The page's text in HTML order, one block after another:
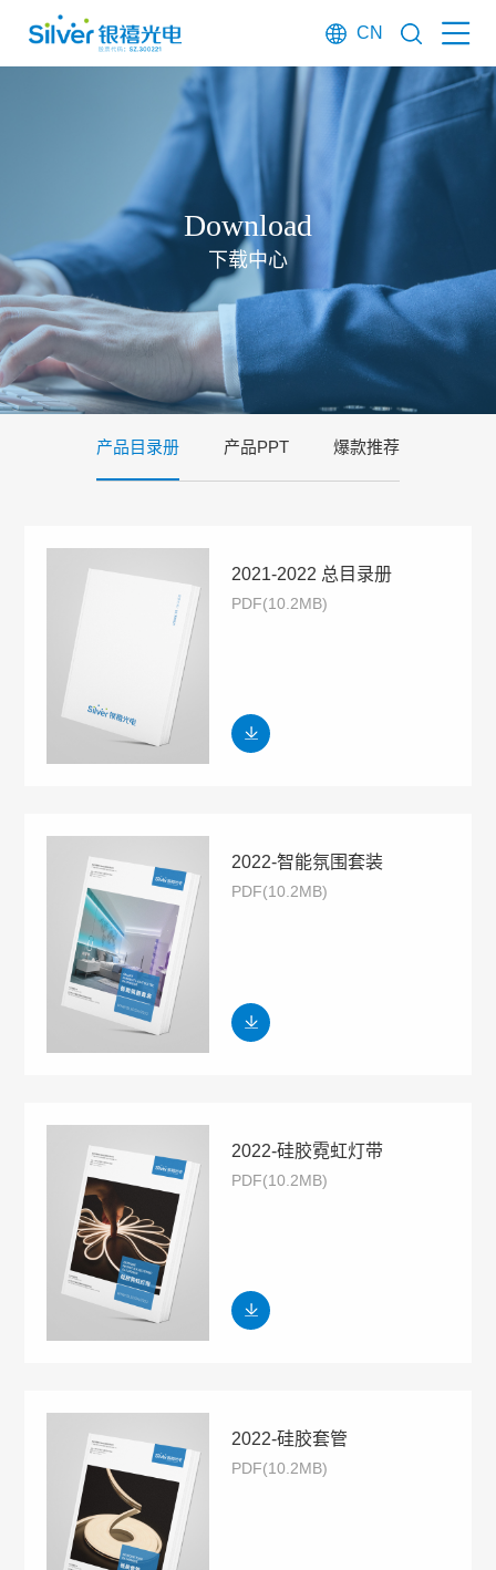
CN
Download
下载中心
产品目录册 产品PPT 爆款推荐
2021-2022 总目录册
PDF(10.2MB)
2022-智能氛围套装
PDF(10.2MB)
2022-硅胶霓虹灯带
PDF(10.2MB)
2022-硅胶套管
PDF(10.2MB)